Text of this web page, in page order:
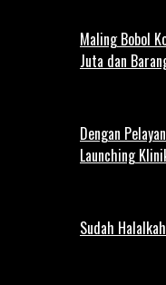
Maling Bobol
Juta dan
Dengan
Launching
Sudah